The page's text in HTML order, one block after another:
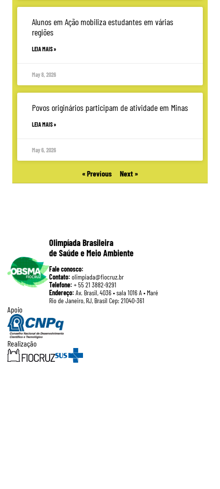
Alunos em Ação mobiliza estudantes em várias
regiões
LEIA MAIS »
May 8, 2026
Povos originários participam de atividade em Minas
LEIA MAIS »
May 6, 2026
« Previous Next »
Olimpíada Brasileira
de Saúde e Meio Ambiente
Fale conosco:
Contato: olimpiada@fiocruz.br
Telefone: + 55 21 3882-9291
Endereço: Av. Brasil, 4036 • sala 1016 A • Maré
Rio de Janeiro, RJ, Brasil Cep: 21040-361
Apoio
Realização